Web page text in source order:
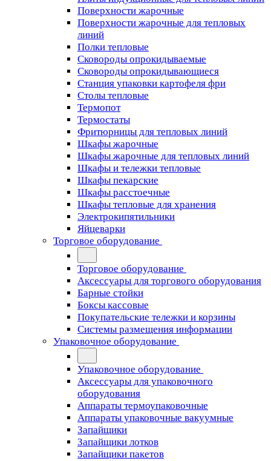
Поверхности жарочные
Поверхности жарочные для тепловых
линий
Полки тепловые
Сковороды опрокидываемые
Сковороды опрокидывающиеся
Станция упаковки картофеля фри
Столы тепловые
Термопот
Термостаты
Фритюрницы для тепловых линий
Шкафы жарочные
Шкафы жарочные для тепловых линий
Шкафы и тележки тепловые
Шкафы пекарские
Шкафы расстоечные
Шкафы тепловые для хранения
Электрокипятильники
Яйцеварки
Торговое оборудование
Торговое оборудование
Аксессуары для торгового оборудования
Барные стойки
Боксы кассовые
Покупательские тележки и корзины
Системы размещения информации
Упаковочное оборудование
Упаковочное оборудование
Аксессуары для упаковочного
оборудования
Аппараты термоупаковочные
Аппараты упаковочные вакуумные
Запайщики
Запайщики лотков
Запайщики пакетов